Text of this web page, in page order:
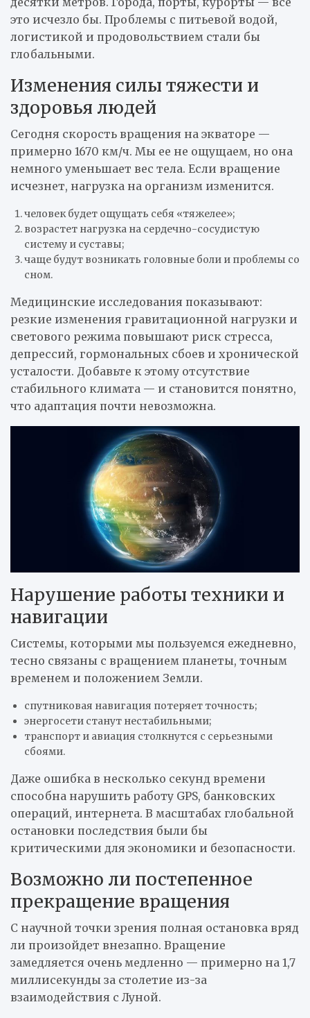
это исчезло бы. Проблемы с питьевой водой,
логистикой и продовольствием стали бы
глобальными.
Изменения силы тяжести и
здоровья людей
Сегодня скорость вращения на экваторе —
примерно 1670 км/ч. Мы ее не ощущаем, но она
немного уменьшает вес тела. Если вращение
исчезнет, нагрузка на организм изменится.
человек будет ощущать себя «тяжелее»;
возрастет нагрузка на сердечно-сосудистую
систему и суставы;
чаще будут возникать головные боли и проблемы со
сном.
Медицинские исследования показывают:
резкие изменения гравитационной нагрузки и
светового режима повышают риск стресса,
депрессий, гормональных сбоев и хронической
усталости. Добавьте к этому отсутствие
стабильного климата — и становится понятно,
что адаптация почти невозможна.
Нарушение работы техники и
навигации
Системы, которыми мы пользуемся ежедневно,
тесно связаны с вращением планеты, точным
временем и положением Земли.
спутниковая навигация потеряет точность;
энергосети станут нестабильными;
транспорт и авиация столкнутся с серьезными
сбоями.
Даже ошибка в несколько секунд времени
способна нарушить работу GPS, банковских
операций, интернета. В масштабах глобальной
остановки последствия были бы
критическими для экономики и безопасности.
Возможно ли постепенное
прекращение вращения
С научной точки зрения полная остановка вряд
ли произойдет внезапно. Вращение
замедляется очень медленно — примерно на 1,7
миллисекунды за столетие из-за
взаимодействия с Луной.